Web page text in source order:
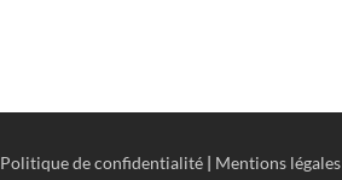
Politique de confidentialité | Mentions légales